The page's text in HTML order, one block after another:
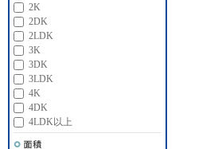
2K
2DK
2LDK
3K
3DK
3LDK
4K
4DK
4LDK以上